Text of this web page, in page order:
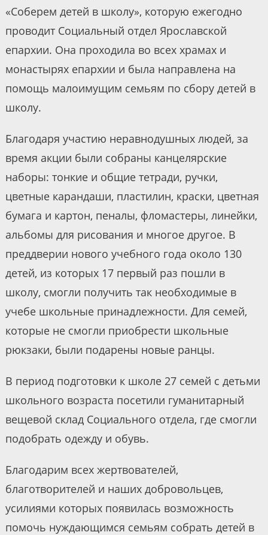
«Соберем детей в школу», которую ежегодно
проводит Социальный отдел Ярославской
епархии. Она проходила во всех храмах и
монастырях епархии и была направлена на
помощь малоимущим семьям по сбору детей в
школу.
Благодаря участию неравнодушных людей, за
время акции были собраны канцелярские
наборы: тонкие и общие тетради, ручки,
цветные карандаши, пластилин, краски, цветная
бумага и картон, пеналы, фломастеры, линейки,
альбомы для рисования и многое другое. В
преддверии нового учебного года около 130
детей, из которых 17 первый раз пошли в
школу, смогли получить так необходимые в
учебе школьные принадлежности. Для семей,
которые не смогли приобрести школьные
рюкзаки, были подарены новые ранцы.
В период подготовки к школе 27 семей с детьми
школьного возраста посетили гуманитарный
вещевой склад Социального отдела, где смогли
подобрать одежду и обувь.
Благодарим всех жертвователей,
благотворителей и наших добровольцев,
усилиями которых появилась возможность
помочь нуждающимся семьям собрать детей в